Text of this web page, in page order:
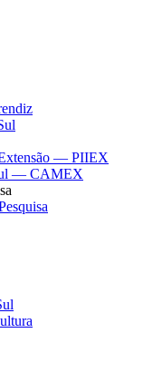
— PIIEX
— CAMEX